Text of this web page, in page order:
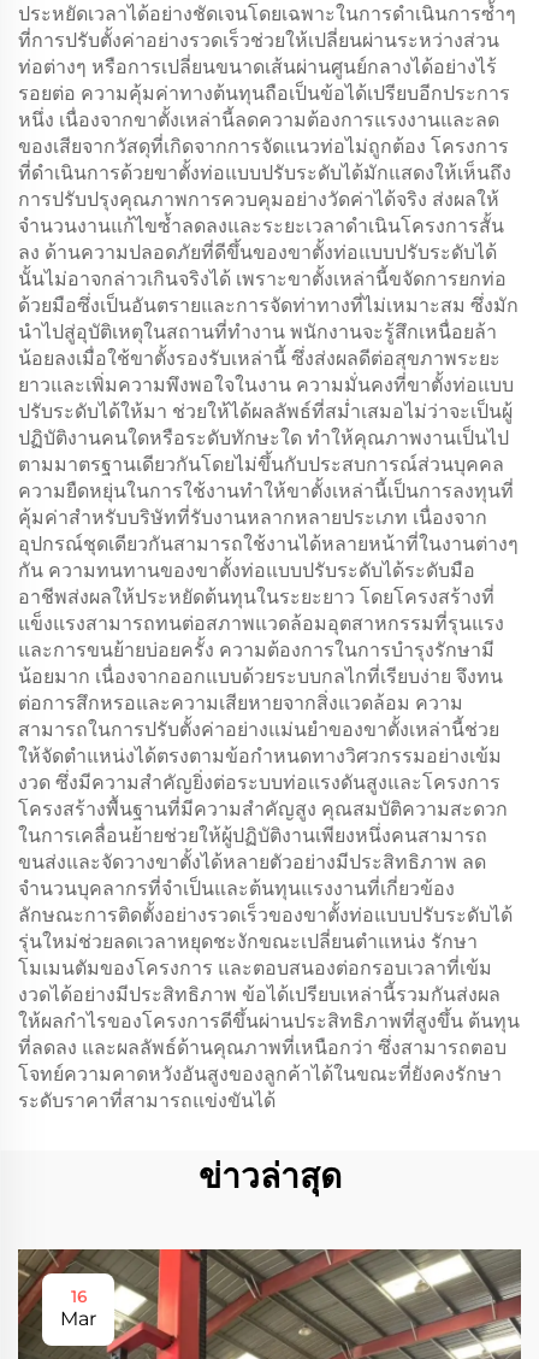
ประหยัดเวลาได้อย่างชัดเจนโดยเฉพาะในการดำเนินการซ้ำๆ
ที่การปรับตั้งค่าอย่างรวดเร็วช่วยให้เปลี่ยนผ่านระหว่างส่วน
ท่อต่างๆ หรือการเปลี่ยนขนาดเส้นผ่านศูนย์กลางได้อย่างไร้
รอยต่อ ความคุ้มค่าทางต้นทุนถือเป็นข้อได้เปรียบอีกประการ
หนึ่ง เนื่องจากขาตั้งเหล่านี้ลดความต้องการแรงงานและลด
ของเสียจากวัสดุที่เกิดจากการจัดแนวท่อไม่ถูกต้อง โครงการ
ที่ดำเนินการด้วยขาตั้งท่อแบบปรับระดับได้มักแสดงให้เห็นถึง
การปรับปรุงคุณภาพการควบคุมอย่างวัดค่าได้จริง ส่งผลให้
จำนวนงานแก้ไขซ้ำลดลงและระยะเวลาดำเนินโครงการสั้น
ลง ด้านความปลอดภัยที่ดีขึ้นของขาตั้งท่อแบบปรับระดับได้
นั้นไม่อาจกล่าวเกินจริงได้ เพราะขาตั้งเหล่านี้ขจัดการยกท่อ
ด้วยมือซึ่งเป็นอันตรายและการจัดท่าทางที่ไม่เหมาะสม ซึ่งมัก
นำไปสู่อุบัติเหตุในสถานที่ทำงาน พนักงานจะรู้สึกเหนื่อยล้า
น้อยลงเมื่อใช้ขาตั้งรองรับเหล่านี้ ซึ่งส่งผลดีต่อสุขภาพระยะ
ยาวและเพิ่มความพึงพอใจในงาน ความมั่นคงที่ขาตั้งท่อแบบ
ปรับระดับได้ให้มา ช่วยให้ได้ผลลัพธ์ที่สม่ำเสมอไม่ว่าจะเป็นผู้
ปฏิบัติงานคนใดหรือระดับทักษะใด ทำให้คุณภาพงานเป็นไป
ตามมาตรฐานเดียวกันโดยไม่ขึ้นกับประสบการณ์ส่วนบุคคล
ความยืดหยุ่นในการใช้งานทำให้ขาตั้งเหล่านี้เป็นการลงทุนที่
คุ้มค่าสำหรับบริษัทที่รับงานหลากหลายประเภท เนื่องจาก
อุปกรณ์ชุดเดียวกันสามารถใช้งานได้หลายหน้าที่ในงานต่างๆ
กัน ความทนทานของขาตั้งท่อแบบปรับระดับได้ระดับมือ
อาชีพส่งผลให้ประหยัดต้นทุนในระยะยาว โดยโครงสร้างที่
แข็งแรงสามารถทนต่อสภาพแวดล้อมอุตสาหกรรมที่รุนแรง
และการขนย้ายบ่อยครั้ง ความต้องการในการบำรุงรักษามี
น้อยมาก เนื่องจากออกแบบด้วยระบบกลไกที่เรียบง่าย จึงทน
ต่อการสึกหรอและความเสียหายจากสิ่งแวดล้อม ความ
สามารถในการปรับตั้งค่าอย่างแม่นยำของขาตั้งเหล่านี้ช่วย
ให้จัดตำแหน่งได้ตรงตามข้อกำหนดทางวิศวกรรมอย่างเข้ม
งวด ซึ่งมีความสำคัญยิ่งต่อระบบท่อแรงดันสูงและโครงการ
โครงสร้างพื้นฐานที่มีความสำคัญสูง คุณสมบัติความสะดวก
ในการเคลื่อนย้ายช่วยให้ผู้ปฏิบัติงานเพียงหนึ่งคนสามารถ
ขนส่งและจัดวางขาตั้งได้หลายตัวอย่างมีประสิทธิภาพ ลด
จำนวนบุคลากรที่จำเป็นและต้นทุนแรงงานที่เกี่ยวข้อง
ลักษณะการติดตั้งอย่างรวดเร็วของขาตั้งท่อแบบปรับระดับได้
รุ่นใหม่ช่วยลดเวลาหยุดชะงักขณะเปลี่ยนตำแหน่ง รักษา
โมเมนตัมของโครงการ และตอบสนองต่อกรอบเวลาที่เข้ม
งวดได้อย่างมีประสิทธิภาพ ข้อได้เปรียบเหล่านี้รวมกันส่งผล
ให้ผลกำไรของโครงการดีขึ้นผ่านประสิทธิภาพที่สูงขึ้น ต้นทุน
ที่ลดลง และผลลัพธ์ด้านคุณภาพที่เหนือกว่า ซึ่งสามารถตอบ
โจทย์ความคาดหวังอันสูงของลูกค้าได้ในขณะที่ยังคงรักษา
ระดับราคาที่สามารถแข่งขันได้
ข่าวล่าสุด
16
Mar